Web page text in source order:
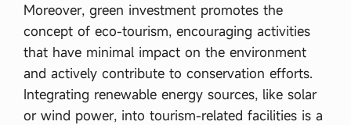
Moreover, green investment promotes the
concept of eco-tourism, encouraging activities
that have minimal impact on the environment
and actively contribute to conservation efforts.
Integrating renewable energy sources, like solar
or wind power, into tourism-related facilities is a